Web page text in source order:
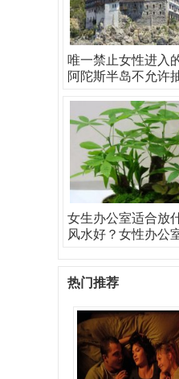
唯一禁止女性进入
阿陀斯半岛不允许
女生办公室适合放
风水好？女性办公
热门推荐